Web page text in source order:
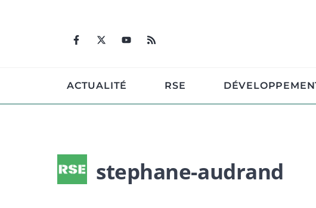
ACTUALITÉ RSE
stephane-audrand